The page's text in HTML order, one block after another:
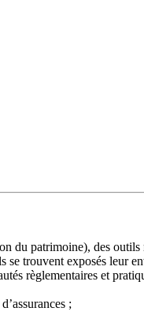
du patrimoine), des outils
trouvent exposés leur
règlementaires et
;